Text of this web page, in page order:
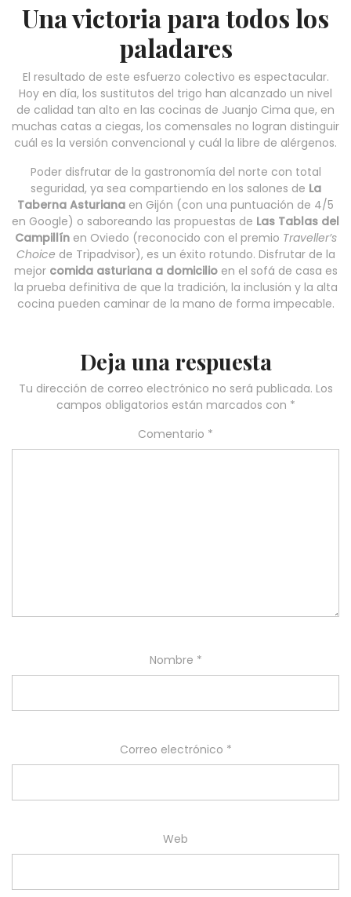
Una victoria para todos los
paladares
El resultado de este esfuerzo colectivo es espectacular.
Hoy en día, los sustitutos del trigo han alcanzado un nivel
de calidad tan alto en las cocinas de Juanjo Cima que, en
muchas catas a ciegas, los comensales no logran distinguir
cuál es la versión convencional y cuál la libre de alérgenos.
Poder disfrutar de la gastronomía del norte con total
seguridad, ya sea compartiendo en los salones de La
Taberna Asturiana en Gijón (con una puntuación de 4/5
en Google) o saboreando las propuestas de Las Tablas del
Campillínen Oviedo (reconocido con el premio Traveller’s
Choice de Tripadvisor), es un éxito rotundo. Disfrutar de la
mejor comida asturiana a domicilioen el sofá de casa es
la prueba definitiva de que la tradición, la inclusión y la alta
cocina pueden caminar de la mano de forma impecable.
Deja una respuesta
Tu dirección de correo electrónico no será publicada. Los
campos obligatorios están marcados con *
Comentario *
Nombre *
Correo electrónico *
Web